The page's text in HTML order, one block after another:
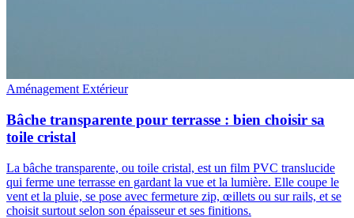
Aménagement Extérieur
Bâche transparente pour terrasse : bien choisir sa
toile cristal
La bâche transparente, ou toile cristal, est un film PVC translucide
qui ferme une terrasse en gardant la vue et la lumière. Elle coupe le
vent et la pluie, se pose avec fermeture zip, œillets ou sur rails, et se
choisit surtout selon son épaisseur et ses finitions.